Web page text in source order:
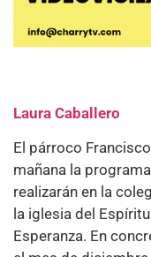
Laura Caballero
El párroco
mañana la
realizarán en la
la iglesia del
Esperanza. En